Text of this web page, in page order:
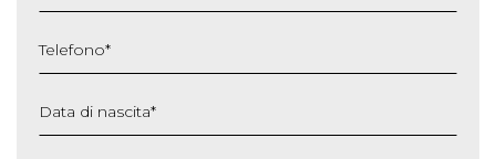
Telefono*
Data di nascita*